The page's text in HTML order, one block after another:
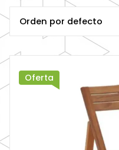
Oferta